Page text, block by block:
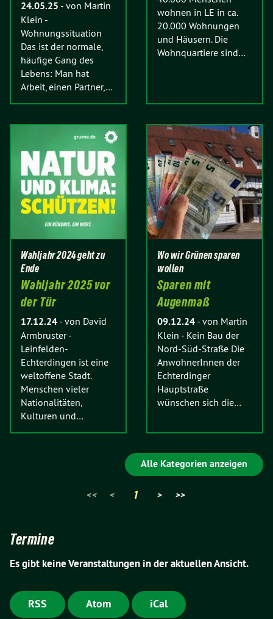
24.05.25 - von Martin
Klein -
Wohnungssituation
Das ist der normale,
häufige Gang des
Lebens: Man hat
Arbeit, einen Partner,…
wohnen in LE in ca.
20.000 Wohnungen
und Häusern. Die
Wohnquartiere sind…
Wahljahr 2024 geht zu
Ende
Wahljahr 2025 vor
der Tür
17.12.24 - von David
Armbruster-
Leinfelden-
Echterdingen ist eine
weltoffene Stadt.
Menschen vieler
Nationalitäten,
Kulturen und…
Wo wir Grünen sparen
wollen
Sparen mit
Augenmaß
09.12.24 - von Martin
Klein - Kein Bau der
Nord-Süd-Straße Die
AnwohnerInnen der
Echterdinger
Hauptstraße
wünschen sich die…
Alle Kategorien anzeigen
<< < 1 > >>
Termine
Es gibt keine Veranstaltungen in der aktuellen Ansicht.
RSS Atom iCal